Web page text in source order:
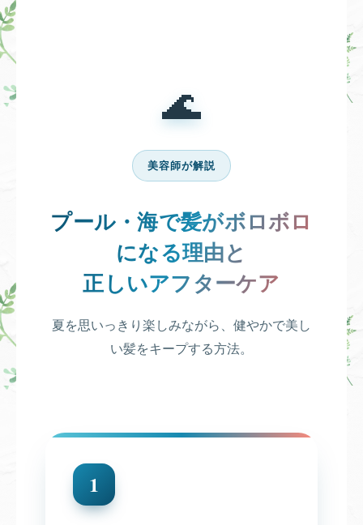
🌊
美容師が解説
プール・海で髪がボロボロ
になる理由と
正しいアフターケア
夏を思いっきり楽しみながら、健やかで美し
い髪をキープする方法。
1